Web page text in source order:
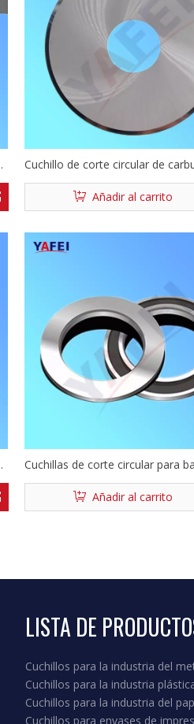
Cuchillo de corte circular de
tungsteno
Añadir al carrito
Cuchillas de corte circular para
litio
Añadir al carrito
LISTA DE
Cuchillos para la industria del
Cuchillos para la industria
Cuchillos para la industria del
Cuchillos para envases de